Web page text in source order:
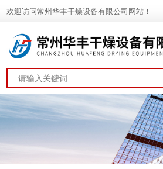
欢迎访问常州华丰干燥设备有限公司网站！